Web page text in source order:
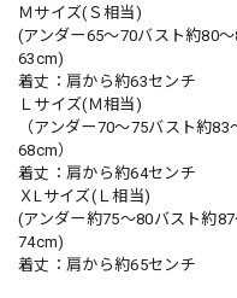
Ｍサイズ(Ｓ相当)
(アンダー65～70バスト約80
63cm)
着丈：肩から約63センチ
Ｌサイズ(Ｍ相当)
（アンダー70～75バスト約
68cm）
着丈：肩から約64センチ
ＸLサイズ(Ｌ相当)
(アンダー約75～80バスト約
74cm)
着丈：肩から約65センチ